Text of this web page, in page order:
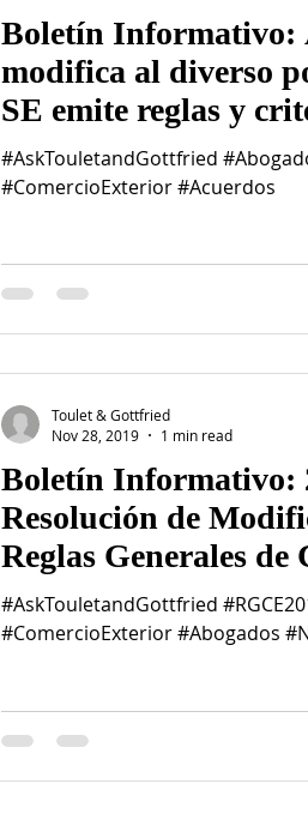
Boletín Informativo:
modifica al diverso
SE emite reglas y
#AskTouletandGottfried
#ComercioExterior #Acuerdos
Boletín Informativo:
Resolución de
Reglas Generales de
Exterior
#AskTouletandGottfried
#ComercioExterior #Abogados
Toulet & Gottfried
Nov 28, 2019
1 min read